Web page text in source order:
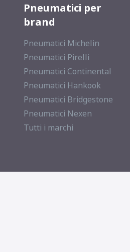
Pneumatici per
brand
Pneumatici Michelin
Pneumatici Pirelli
Pneumatici Continental
Pneumatici Hankook
Pneumatici Bridgestone
Pneumatici Nexen
Tutti i marchi